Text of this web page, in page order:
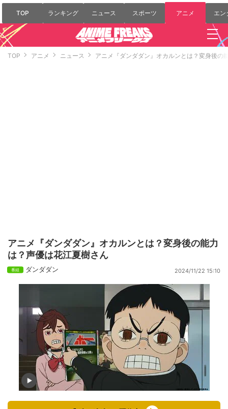
TOP ランキング ニュース スポーツ アニメ エン
TOP アニメ ニュース アニメ『ダンダダン』オカルンとは？変身後の
アニメ『ダンダダン』オカルンとは？変身後の能力
は？声優は花江夏樹さん
ダンダダン 2024/11/22 15:10